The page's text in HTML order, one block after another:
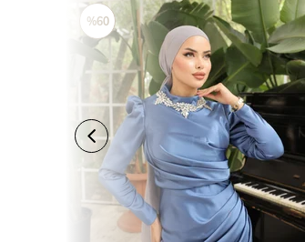
ÜRÜN
%60